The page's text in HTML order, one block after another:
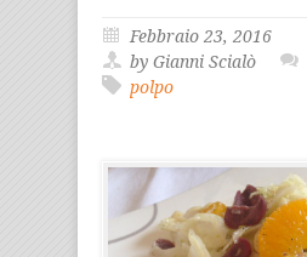
Febbraio 23, 2016
by Gianni Scialò
polpo